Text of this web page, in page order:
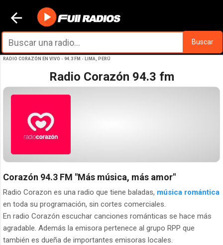
Ir al contenido principal
Buscar
RADIO CORAZÓN EN VIVO - 94.3 FM - LIMA, PERÚ
Radio Corazón 94.3 fm
Corazón 94.3 FM "Más música, más amor"
Radio Corazon es una radio que tiene baladas, música romántica
en toda su programación, sin cortes comerciales.
En radio Corazón escuchar canciones románticas se hace más
agradable. Además la emisora pertenece al grupo RPP que
también es dueña de importantes emisoras locales.